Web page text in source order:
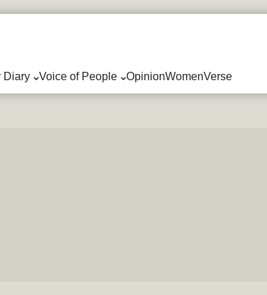
Diary Voice of People OpinionWomenVerse